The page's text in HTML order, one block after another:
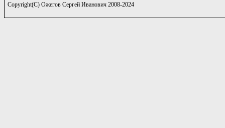
Copyright(C) Ожегов Сергей Иванович 2008-2024